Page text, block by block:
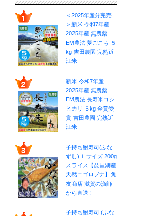
＜2025年産分完売
＞新米 令和7年産
2025年産 無農薬
EM農法 夢ごこち ５
kg 吉田農園 完熟近
江米
新米 令和7年産
2025年産 無農薬
EM農法 長寿米コシ
ヒカリ ５kg 金賞受
賞 吉田農園 完熟近
江米
子持ち鮒寿司(ふな
ずし) Ｌサイズ 200g
スライス【琵琶湖産
天然ニゴロブナ】魚
友商店 滋賀の漁師
から直送！
子持ち鮒寿司 (ふな